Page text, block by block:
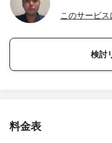
このサービ
検討
料金表